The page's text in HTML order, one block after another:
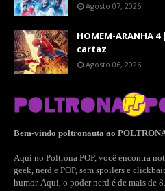
Agosto 07, 2026
HOMEM-ARANHA
cartaz
Agosto 06, 2026
Bem-vindo poltronauta ao
Aqui no Poltrona POP, você encontra
geek, nerd e POP, sem spoilers e
humor. Aqui, o poder nerd é de mais de